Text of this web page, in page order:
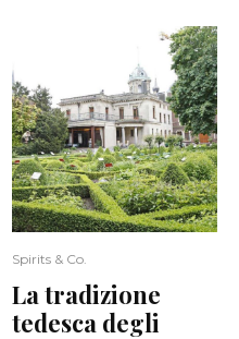
Spirits & Co.
La tradizione
tedesca degli